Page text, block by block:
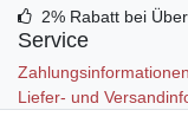
2% Rabatt bei
Service
Zahlungsinformationen
Liefer- und